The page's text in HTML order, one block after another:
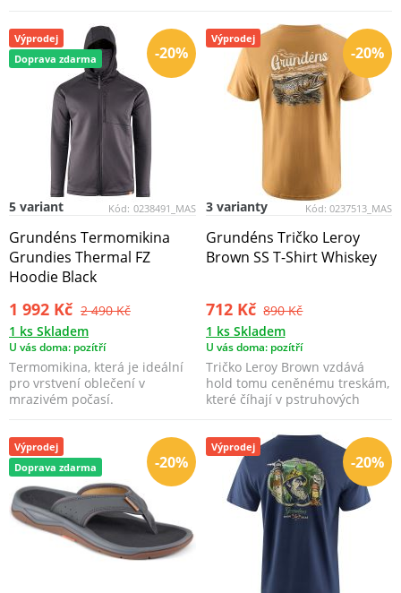
-20%
Výprodej
Doprava zdarma
Kód: 0238491_MAS
5 variant
Grundéns Termomikina
Grundies Thermal FZ
Hoodie Black
1 992 Kč 2 490 Kč
1 ks Skladem
U vás doma: pozítří
Termomikina, která je ideální
pro vrstvení oblečení v
mrazivém počasí.
-20%
Výprodej
Kód: 0237513_MAS
3 varianty
Grundéns Tričko Leroy
Brown SS T-Shirt Whiskey
712 Kč 890 Kč
1 ks Skladem
U vás doma: pozítří
Tričko Leroy Brown vzdává
hold tomu ceněnému treskám,
které číhají v pstruhových
-20%
Výprodej
Doprava zdarma
-20%
Výprodej